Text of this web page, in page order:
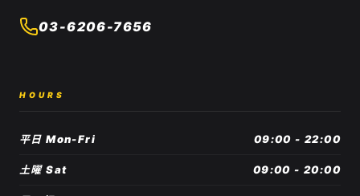
03-6206-7656
HOURS
平日 Mon-Fri 09:00 - 22:00
土曜 Sat 09:00 - 20:00